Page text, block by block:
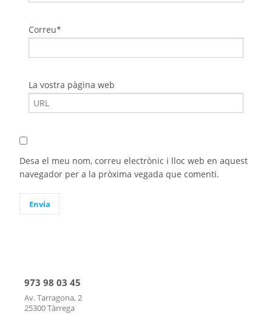
Correu*
La vostra pàgina web
Desa el meu nom, correu electrònic i lloc web en aquest
navegador per a la pròxima vegada que comenti.
973 98 03 45
Av. Tarragona, 2
25300 Tàrrega